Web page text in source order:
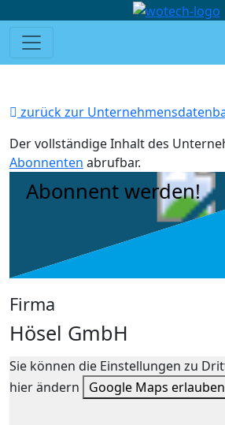
zurück zur
Der vollständige Inhalt des
Abonnenten abrufbar.
Abonnent werden!
Firma
Hösel GmbH
Sie können die Einstellungen zu
hier ändern
Google Maps erlauben